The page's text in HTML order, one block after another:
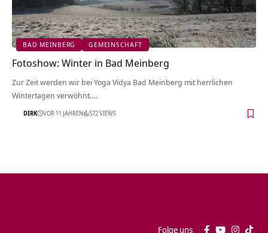
BAD MEINBERG GEMEINSCHAFT
Fotoshow: Winter in Bad Meinberg
Zur Zeit werden wir bei Yoga Vidya Bad Meinberg mit herrlichen
Wintertagen verwöhnt.…
DIRK VOR 11 JAHREN 572 VIEWS
Folge uns